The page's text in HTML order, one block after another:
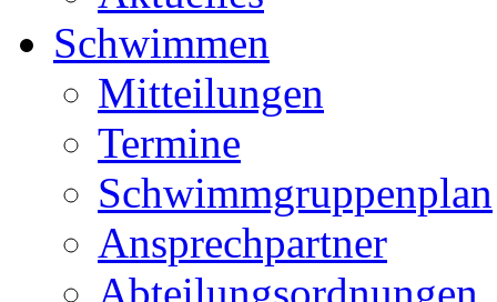
Schwimmen
Mitteilungen
Termine
Schwimmgruppenplan
Ansprechpartner
Abteilungsordnungen